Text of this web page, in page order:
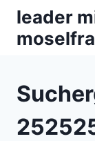
Zum
Inhalt
springen
leader